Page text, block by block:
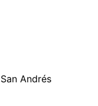
Andrés